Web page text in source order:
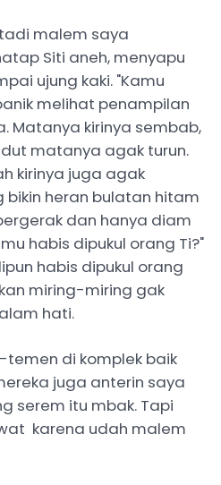
malem saya
Siti aneh, menyapu
ujung kaki. "Kamu
melihat penampilan
Matanya kirinya sembab,
matanya agak turun.
kirinya juga agak
bikin heran bulatan hitam
dan hanya diam
habis dipukul orang Ti?"
habis dipukul orang
miring-miring gak
hati.
temen di komplek baik
juga anterin saya
serem itu mbak. Tapi
karena udah malem